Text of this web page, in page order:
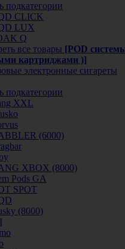
подкатегории
CLICK
LUX
Q
все товары [POD
картриджами )]
электронные сигареты
подкатегории
XXL
(6000)
XBOX (8000)
Pods GA
SPOT
(8000)